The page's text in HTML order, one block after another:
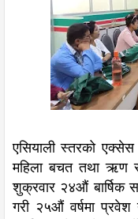
एसियाली स्तरको एक्सेस
महिला बचत तथा ऋण
शुक्रवार २४औं बार्षिक
गरी २५औं वर्षमा